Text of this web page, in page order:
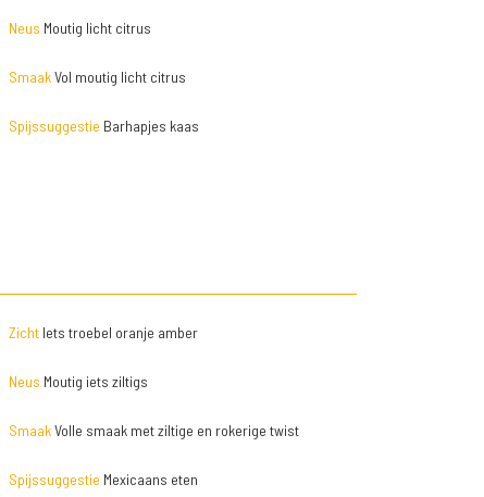
Neus Moutig licht citrus
SmaakVol moutig licht citrus
Spijssuggestie Barhapjes kaas
ZichtIets troebel oranje amber
Neus Moutig iets ziltigs
SmaakVolle smaak met ziltige en rokerige twist
Spijssuggestie Mexicaans eten